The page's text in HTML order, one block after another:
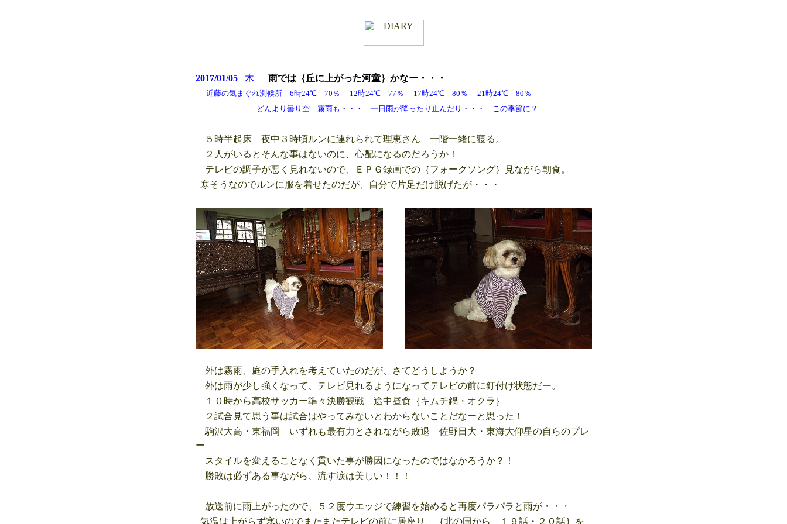
2017/01/05木 雨では｛丘に上がった河童｝かなー・・・
近藤の気まぐれ測候所 6時24℃ 70％ 12時24℃ 77％ 17時24℃ 80％ 21時24℃ 80％
どんより曇り空 霧雨も・・・ 一日雨が降ったり止んだり・・・ この季節に？
５時半起床 夜中３時頃ルンに連れられて理恵さん 一階一緒に寝る。
２人がいるとそんな事はないのに、心配になるのだろうか！
テレビの調子が悪く見れないので、ＥＰＧ録画での｛フォークソング｝見ながら朝食。
寒そうなのでルンに服を着せたのだが、自分で片足だけ脱げたが・・・
外は霧雨、庭の手入れを考えていたのだが、さてどうしようか？
外は雨が少し強くなって、テレビ見れるようになってテレビの前に釘付け状態だー。
１０時から高校サッカー準々決勝観戦 途中昼食｛キムチ鍋・オクラ｝
２試合見て思う事は試合はやってみないとわからないことだなーと思った！
駒沢大高・東福岡 いずれも最有力とされながら敗退 佐野日大・東海大仰星の自らのプレ
ー
スタイルを変えることなく貫いた事が勝因になったのではなかろうか？！
勝敗は必ずある事ながら、流す涙は美しい！！！
放送前に雨上がったので、５２度ウエッジで練習を始めると再度パラパラと雨が・・・
気温は上がらず寒いのでまたまたテレビの前に居座り、｛北の国から １９話・２０話｝を